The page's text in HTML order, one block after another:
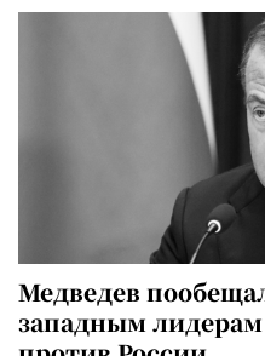
Медведев
западным лидерам